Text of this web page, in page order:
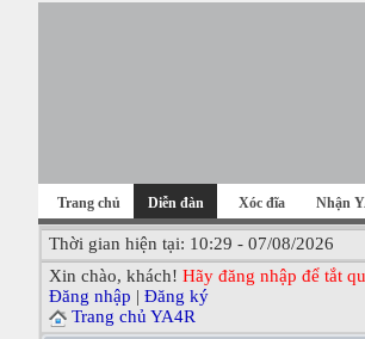
Trang chủ Diễn đàn Xóc đĩa Nhận
Thời gian hiện tại: 10:29 - 07/08/2026
Xin chào, khách! Hãy đăng nhập để tắt
Đăng nhập | Đăng ký
Trang chủ YA4R